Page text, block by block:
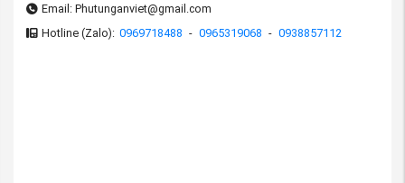
Email: Phutunganviet@gmail.com
Hotline (Zalo): 0969718488 - 0965319068 - 0938857112